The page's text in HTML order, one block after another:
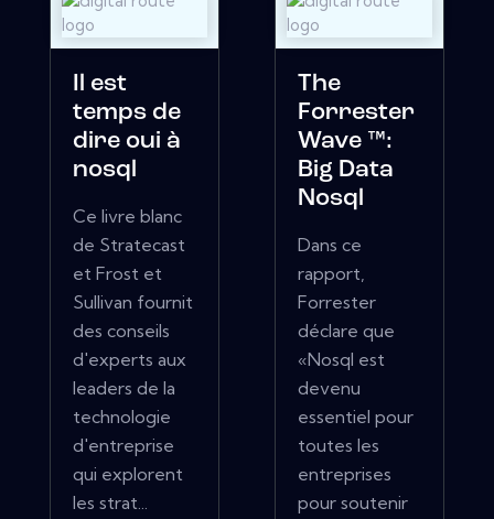
Il est
temps de
dire oui à
nosql
Ce livre blanc
de Stratecast
et Frost et
Sullivan fournit
des conseils
d'experts aux
leaders de la
technologie
d'entreprise
qui explorent
les strat...
The
Forrester
Wave ™:
Big Data
Nosql
Dans ce
rapport,
Forrester
déclare que
«Nosql est
devenu
essentiel pour
toutes les
entreprises
pour soutenir